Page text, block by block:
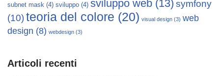
subnet mask (4) sviluppo (4) sviluppo web (13) symfony
(10)teoria del colore (20) visual design (3) web
design (8) webdesign (3)
Articoli recenti